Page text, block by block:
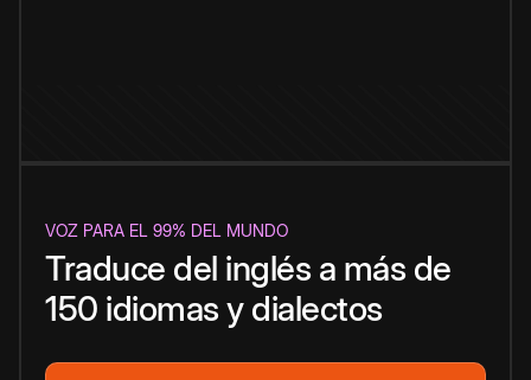
VOZ PARA EL 99% DEL MUNDO
Traduce del inglés a más de
150 idiomas y dialectos